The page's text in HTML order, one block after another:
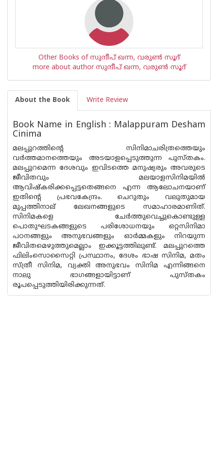
Other Books of സുന്ദീപ് ഖന്ന, വരുൺ സൂദ്
more about author സുന്ദീപ് ഖന്ന, വരുൺ സൂദ്
About the Book Write Review
Book Name in English : Malappuram Desham
Cinima
മലപ്പുറത്തിന്റെ സിനിമാചരിത്രത്തെയും
വർത്തമാനത്തെയും അടയാളപ്പെടുത്തുന്ന പുസ്‌തകം.
മലപ്പുറമെന്ന ദേശവും ഇവിടത്തെ മനുഷ്യരും അവരുടെ
ജീവിതവും മലയാളസിനിമയിൽ
ആവിഷ്കരിക്കപ്പെട്ടതെങ്ങനെ എന്ന ആലോചനയാണ്
ഇതിൻ്റെ പ്രഭവകേന്ദ്രം. ചെറുതും വലുതുമായ
മുപ്പത്തിനാല് ലേഖനങ്ങളുടെ സമാഹാരമാണിത്.
സിനിമകളെ ചേർത്തുവെച്ചുകൊണ്ടുള്ള
പൊതുഘടകങ്ങളുടെ പരിശോധനയും ഒറ്റസിനിമാ
പഠനങ്ങളും അനുഭവങ്ങളും ഓർമ്മകളും നിറയുന്ന
ജീവിതമെഴുത്തുമെല്ലാം ഇക്കൂട്ടത്തിലുണ്ട്. മലപ്പുറത്തെ
ഫിലിംസൊസൈറ്റി പ്രസ്ഥാനം, ദേശം ഭാഷ സിനിമ, മതം
സ്ത്രീ സിനിമ, വ്യക്തി അനുഭവം സിനിമ എന്നിങ്ങനെ
നാലു ഭാഗങ്ങളായിട്ടാണ് പുസ്‌തകം
രൂപപ്പെടുത്തിയിരിക്കുന്നത്.